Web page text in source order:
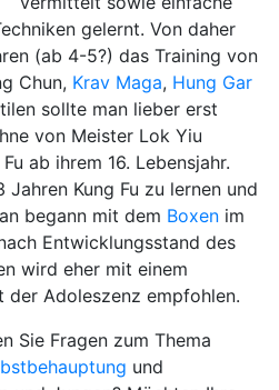
gelernt. Von daher
(ab 4-5?) das Training von
Chun, Krav Maga, Hung Gar
sollte man lieber erst
von Meister Lok Yiu
ab ihrem 16. Lebensjahr.
Jahren Kung Fu zu lernen und
begann mit dem Boxen im
Entwicklungsstand des
wird eher mit einem
Adoleszenz empfohlen.
Sie Fragen zum Thema
und